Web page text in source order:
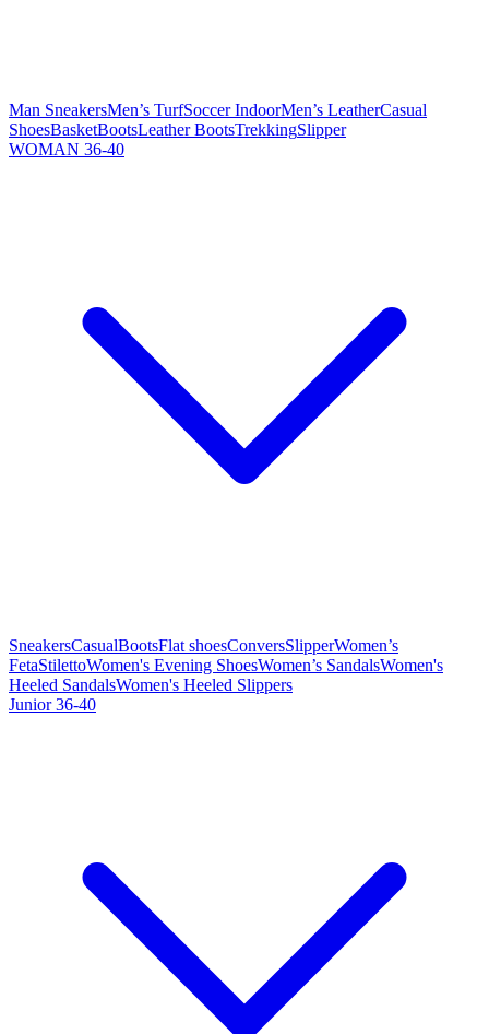
Man SneakersMen’s TurfSoccer IndoorMen’s LeatherCasual
ShoesBasketBootsLeather BootsTrekkingSlipper
WOMAN 36-40
SneakersCasualBootsFlat shoesConversSlipperWomen’s
FetaStilettoWomen's Evening ShoesWomen’s SandalsWomen's
Heeled SandalsWomen's Heeled Slippers
Junior 36-40